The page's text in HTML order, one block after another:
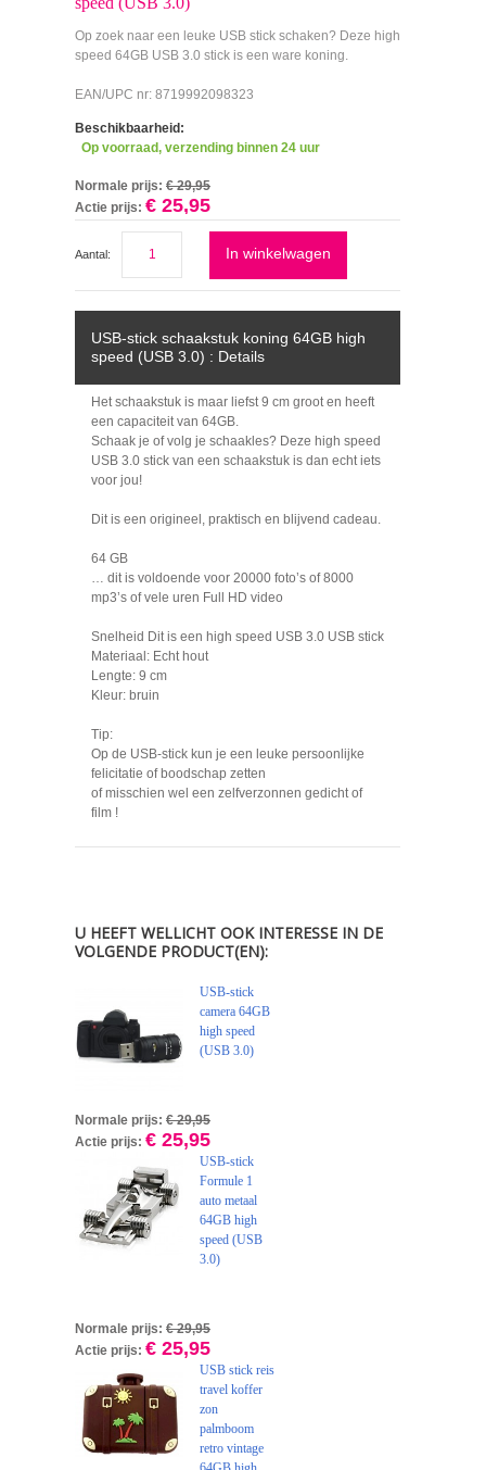
Op zoek naar een leuke USB stick schaken? Deze high
speed 64GB USB 3.0 stick is een ware koning.
EAN/UPC nr: 8719992098323
Beschikbaarheid:
Op voorraad, verzending binnen 24 uur
Normale prijs: € 29,95
Actie prijs: € 25,95
Aantal: In winkelwagen
USB-stick schaakstuk koning 64GB high
speed (USB 3.0) : Details
Het schaakstuk is maar liefst 9 cm groot en heeft
een capaciteit van 64GB.
Schaak je of volg je schaakles? Deze high speed
USB 3.0 stick van een schaakstuk is dan echt iets
voor jou!
Dit is een origineel, praktisch en blijvend cadeau.
64 GB
… dit is voldoende voor 20000 foto’s of 8000
mp3’s of vele uren Full HD video
Snelheid Dit is een high speed USB 3.0 USB stick
Materiaal: Echt hout
Lengte: 9 cm
Kleur: bruin
Tip:
Op de USB-stick kun je een leuke persoonlijke
felicitatie of boodschap zetten
of misschien wel een zelfverzonnen gedicht of
film !
U HEEFT WELLICHT OOK INTERESSE IN DE
VOLGENDE PRODUCT(EN):
USB-stick
camera 64GB
high speed
(USB 3.0)
Normale prijs: € 29,95
Actie prijs: € 25,95
USB-stick
Formule 1
auto metaal
64GB high
speed (USB
3.0)
Normale prijs: € 29,95
Actie prijs: € 25,95
USB stick reis
travel koffer
zon
palmboom
retro vintage